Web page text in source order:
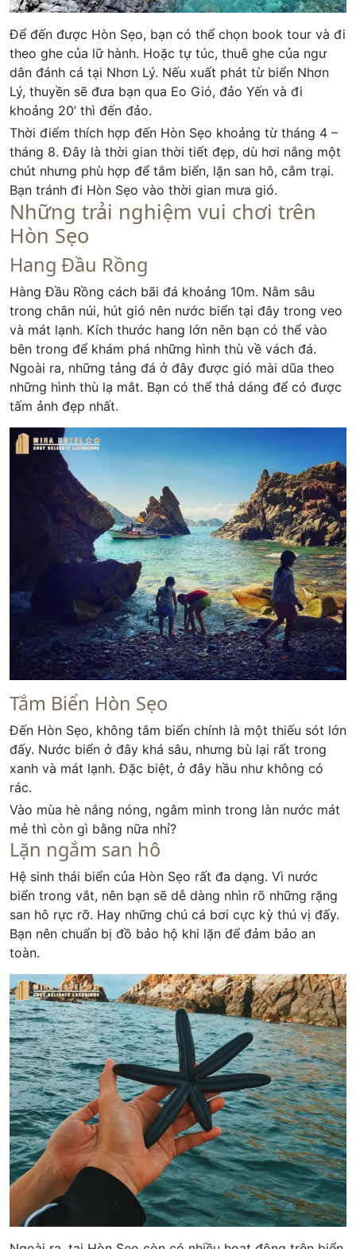
Để đến được Hòn Sẹo, bạn có thể chọn book tour và đi
theo ghe của lữ hành. Hoặc tự túc, thuê ghe của ngư
dân đánh cá tại Nhơn Lý. Nếu xuất phát từ biển Nhơn
Lý, thuyền sẽ đưa bạn qua Eo Gió, đảo Yến và đi
khoảng 20’ thì đến đảo.
Thời điểm thích hợp đến Hòn Sẹo khoảng từ tháng 4 –
tháng 8. Đây là thời gian thời tiết đẹp, dù hơi nắng một
chút nhưng phù hợp để tắm biển, lặn san hô, cắm trại.
Bạn tránh đi Hòn Sẹo vào thời gian mưa gió.
Những trải nghiệm vui chơi trên
Hòn Sẹo
Hang Đầu Rồng
Hàng Đầu Rồng cách bãi đá khoảng 10m. Nằm sâu
trong chân núi, hút gió nên nước biển tại đây trong veo
và mát lạnh. Kích thước hang lớn nên bạn có thể vào
bên trong để khám phá những hình thù về vách đá.
Ngoài ra, những tảng đá ở đây được gió mài dũa theo
những hình thù lạ mắt. Bạn có thể thả dáng để có được
tấm ảnh đẹp nhất.
Tắm Biển Hòn Sẹo
Đến Hòn Sẹo, không tắm biển chính là một thiếu sót lớn
đấy. Nước biển ở đây khá sâu, nhưng bù lại rất trong
xanh và mát lạnh. Đặc biệt, ở đây hầu như không có
rác.
Vào mùa hè nắng nóng, ngâm mình trong làn nước mát
mẻ thì còn gì bằng nữa nhỉ?
Lặn ngắm san hô
Hệ sinh thái biển của Hòn Sẹo rất đa dạng. Vì nước
biển trong vắt, nên bạn sẽ dễ dàng nhìn rõ những rặng
san hô rực rỡ. Hay những chú cá bơi cực kỳ thú vị đấy.
Bạn nên chuẩn bị đồ bảo hộ khi lặn để đảm bảo an
toàn.